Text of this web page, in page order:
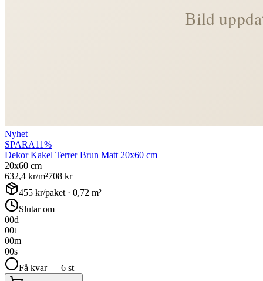
Nyhet
SPARA11%
Dekor Kakel Terrer Brun Matt 20x60 cm
20x60 cm
632,4 kr/m²708 kr
455 kr/paket · 0,72 m²
Slutar om
00d
00t
00m
00s
Få kvar — 6 st